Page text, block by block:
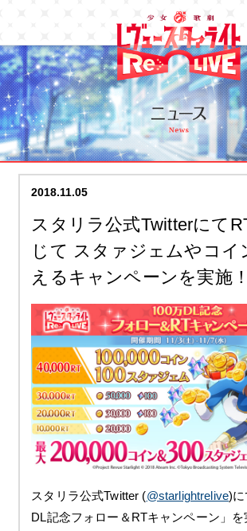
2018.11.05
スタリラ公式Twitterにて
じて スタァジェムやコイ
えるキャンペーンを実施！
スタリラ公式Twitter (@starlightrelive)
DL記念フォロー＆ RTキャンペーン」を